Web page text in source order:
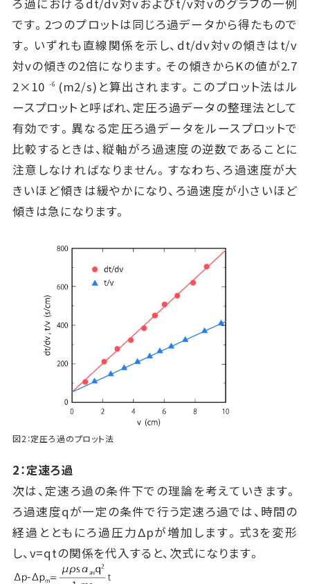
ろ過におけるdt/dv対vおよびt/v対vのグラフの一例
です。2つのプロットは同じろ過データから得たもので
す。いずれも直線関係を示し、dt/dv対vの傾きはt/v
対vの傾きの2倍になります。その傾きからKの値が2.7
2×10 -6 (m2/s)と算出されます。このプロット法はル
ースプロットと呼ばれ、定圧ろ過データの整理法として
有効です。異なる定圧ろ過データをルースプロットで
比較するときは、縦軸がろ過速度の逆数であることに
注意しなければなりません。すなわち、ろ過速度が大
きいほど傾きは緩やかになり、ろ過速度が小さいほど
傾きは急になります。
図2：定圧ろ過のプロット法
2：定速ろ過
次は、定速ろ過の条件下での理論を考えていきます。
ろ過速度qが一定の条件で行う定速ろ過では、時間の
経過とともにろ過圧力Δpが増加します。式3を変形
し、v=qtの関係を代入すると、次式になります。